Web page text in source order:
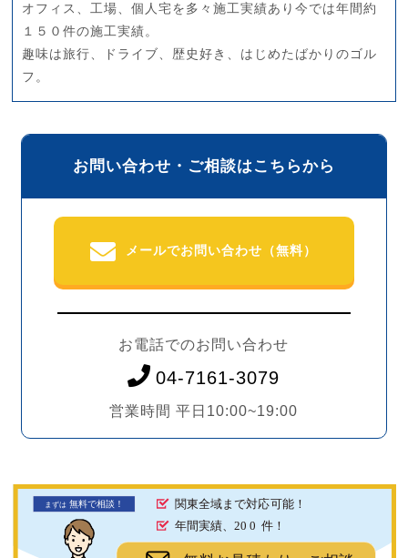
オフィス、工場、個人宅を多々施工実績あり今では年間約
１５０件の施工実績。
趣味は旅行、ドライブ、歴史好き、はじめたばかりのゴル
フ。
お問い合わせ・ご相談はこちらから
メールでお問い合わせ（無料）
お電話でのお問い合わせ
04-7161-3079
営業時間 平日10:00~19:00
まずは 無料で相談！
関東全域まで対応可能！
年間実績、20 0 件！